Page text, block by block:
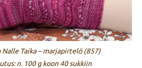
Nalle Taika – marjapirtelö (857)
n. 100 g koon 40 sukkiin